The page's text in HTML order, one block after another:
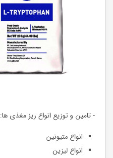
- تامین و توزیع انواع ریز مغذی ها:
انواع متیونین
انواع لیزین